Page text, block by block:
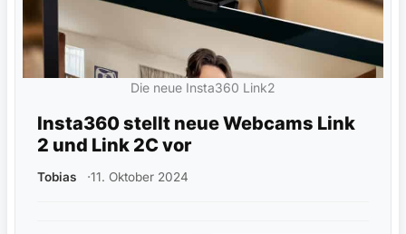
Die neue Insta360 Link2
Insta360 stellt neue Webcams Link
2 und Link 2C vor
Tobias 11. Oktober 2024